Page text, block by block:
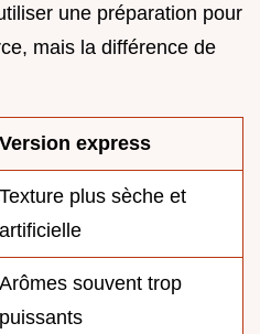
une préparation pour
mais la différence de
Version express
Texture plus sèche et
artificielle
Arômes souvent trop
puissants